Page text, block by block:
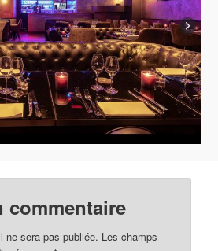
commentaire
ne sera pas publiée. Les champs